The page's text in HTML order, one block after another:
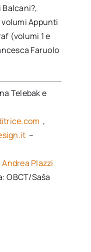
Balcani?,
Appunti
(volumi 1 e
Faruolo
Telebak e
,
–
Andrea Plazzi
OBCT/Saša